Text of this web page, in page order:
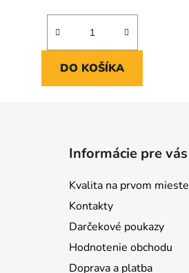
DO KOŠÍKA
Informácie pre vás
Kvalita na prvom mieste
Kontakty
Darčekové poukazy
Hodnotenie obchodu
Doprava a platba